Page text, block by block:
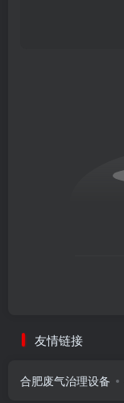
友情链接
合肥废气治理设备